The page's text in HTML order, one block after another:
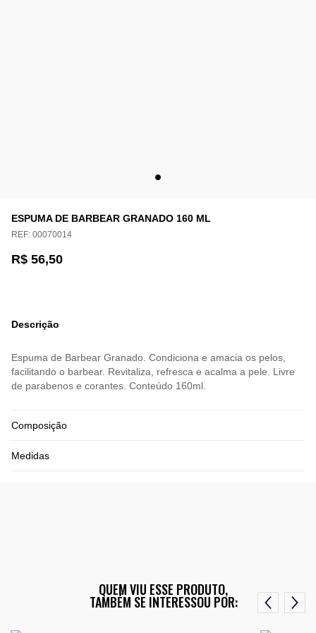
ESPUMA DE BARBEAR GRANADO 160 ML
REF: 00070014
R$ 56,50
Descrição
Espuma de Barbear Granado. Condiciona e amacia os pelos,
facilitando o barbear. Revitaliza, refresca e acalma a pele. Livre
de parabenos e corantes. Conteúdo 160ml.
Composição
Medidas
QUEM VIU ESSE PRODUTO,
TAMBÉM SE INTERESSOU POR: